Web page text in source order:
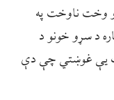
وخت ناوخت په
د سړو خونو د
یې غوښتي چې دې